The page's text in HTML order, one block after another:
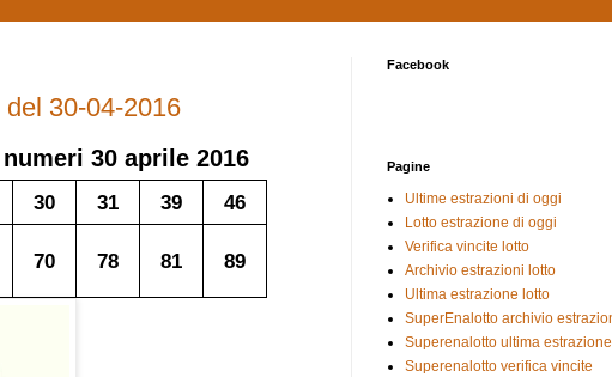
30-04-2016
30 aprile 2016
30 31 39
46
70 78 81 89
Facebook
Pagine
Ultime estrazioni di oggi
Lotto estrazione di oggi
Verifica vincite lotto
Archivio estrazioni lotto
Ultima estrazione lotto
SuperEnalotto archivio
Superenalotto ultima estrazione
Superenalotto verifica vincite